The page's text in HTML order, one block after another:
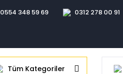
0554 348 59 69 0312 278 00 91
Tüm Kategoriler